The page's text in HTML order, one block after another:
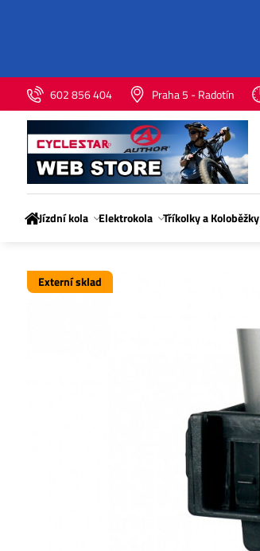
602 856 404
Praha 5 - Radotín
Jízdní kola Elektrokola Tříkolky a Koloběžky
Externí sklad